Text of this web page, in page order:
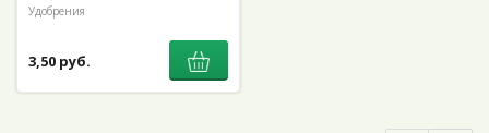
Удобрения
3,50 руб.